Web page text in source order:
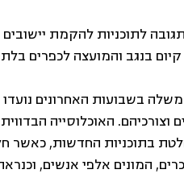
פרסמנו תגובה לתוכניות להקמת
קיום בנגב והמועצה לכפרים
בשבועות האחרונים
וצורכיהם. האוכלוסייה
בתוכניות החדשות, כאשר
המונים אלפי אנשים,